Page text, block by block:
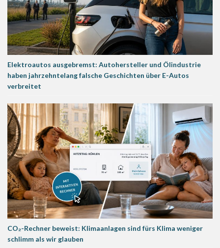
Elektroautos ausgebremst: Autohersteller und Ölindustrie
haben jahrzehntelang falsche Geschichten über E-Autos
verbreitet
CO₂-Rechner beweist: Klimaanlagen sind fürs Klima weniger
schlimm als wir glauben